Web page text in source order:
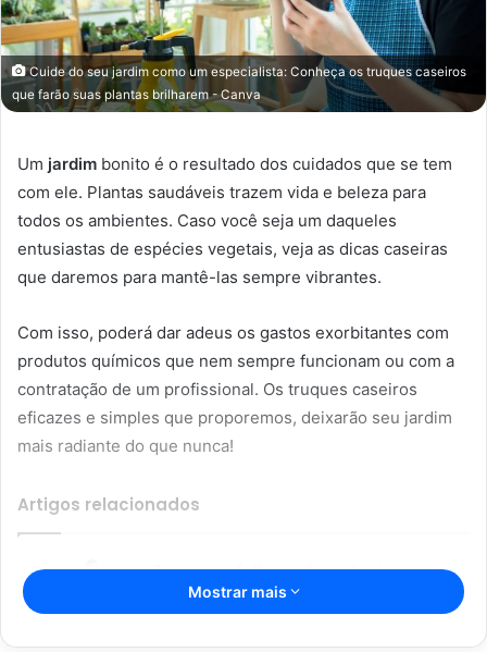
Cuide do seu jardim como um especialista: Conheça os truques caseiros
que farão suas plantas brilharem - Canva
Um jardim bonito é o resultado dos cuidados que se tem
com ele. Plantas saudáveis trazem vida e beleza para
todos os ambientes. Caso você seja um daqueles
entusiastas de espécies vegetais, veja as dicas caseiras
que daremos para mantê-las sempre vibrantes.
Com isso, poderá dar adeus os gastos exorbitantes com
produtos químicos que nem sempre funcionam ou com a
contratação de um profissional. Os truques caseiros
eficazes e simples que proporemos, deixarão seu jardim
mais radiante do que nunca!
Artigos relacionados
Truques infalíveis: desentupir vaso
nunca foi tão fácil com essas soluções
Mostrar mais